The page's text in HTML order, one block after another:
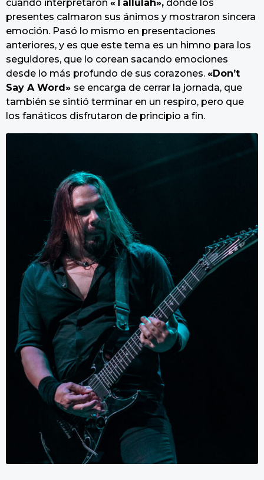
cuando interpretaron «Tallulah», donde los
presentes calmaron sus ánimos y mostraron sincera
emoción. Pasó lo mismo en presentaciones
anteriores, y es que este tema es un himno para los
seguidores, que lo corean sacando emociones
desde lo más profundo de sus corazones. «Don’t
Say A Word» se encarga de cerrar la jornada, que
también se sintió terminar en un respiro, pero que
los fanáticos disfrutaron de principio a fin.